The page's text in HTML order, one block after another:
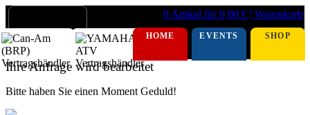
0 Artikel für 0,00 € | Warenkorb
HOME EVENTS SHOP
Ihre Anfrage wird bearbeitet
Bitte haben Sie einen Moment Geduld!